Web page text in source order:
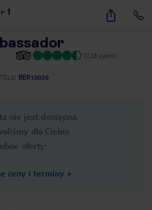
1 14
(228 opinii)
BER10050
nie jest dostępna.
dla Ciebie
oferty:
ceny i terminy »